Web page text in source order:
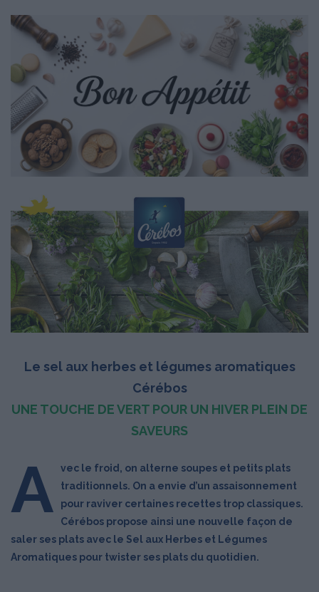
Le sel aux herbes et légumes aromatiques
Cérébos
UNE TOUCHE DE VERT POUR UN HIVER PLEIN DE
SAVEURS
A
vec le froid, on alterne soupes et petits plats
traditionnels. On a envie d’un assaisonnement
pour raviver certaines recettes trop classiques.
Cérébos propose ainsi une nouvelle façon de
saler ses plats avec le Sel aux Herbes et Légumes
Aromatiques pour twister ses plats du quotidien.